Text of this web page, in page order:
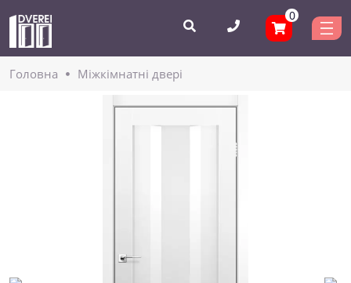
0
Головнa Міжкімнатні двері